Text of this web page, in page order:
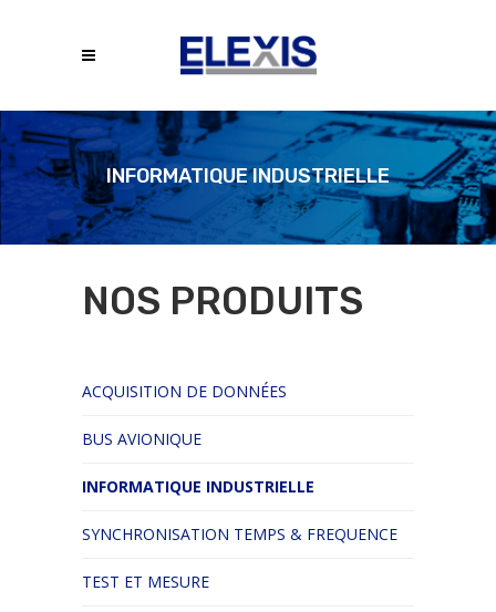
INFORMATIQUE INDUSTRIELLE
NOS PRODUITS
ACQUISITION DE DONNÉES
BUS AVIONIQUE
INFORMATIQUE INDUSTRIELLE
SYNCHRONISATION TEMPS & FREQUENCE
TEST ET MESURE